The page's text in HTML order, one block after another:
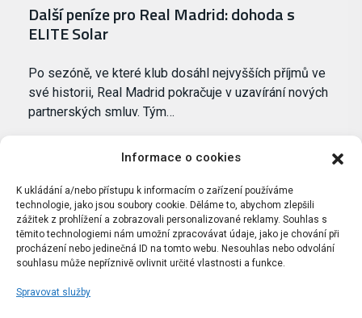
Informace o cookies
K ukládání a/nebo přístupu k informacím o zařízení používáme
technologie, jako jsou soubory cookie. Děláme to, abychom zlepšili
zážitek z prohlížení a zobrazovali personalizované reklamy. Souhlas s
těmito technologiemi nám umožní zpracovávat údaje, jako je chování při
procházení nebo jedinečná ID na tomto webu. Nesouhlas nebo odvolání
souhlasu může nepříznivě ovlivnit určité vlastnosti a funkce.
Spravovat služby
Další peníze pro Real Madrid: dohoda s
ELITE Solar
Po sezóně, ve které klub dosáhl nejvyšších příjmů ve
své historii, Real Madrid pokračuje v uzavírání nových
partnerských smluv. Tým…